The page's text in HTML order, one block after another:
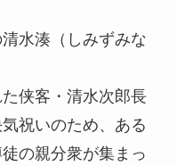
水湊（しみずみな
侠客・清水次郎長
祝いのため、ある
の親分衆が集まっ